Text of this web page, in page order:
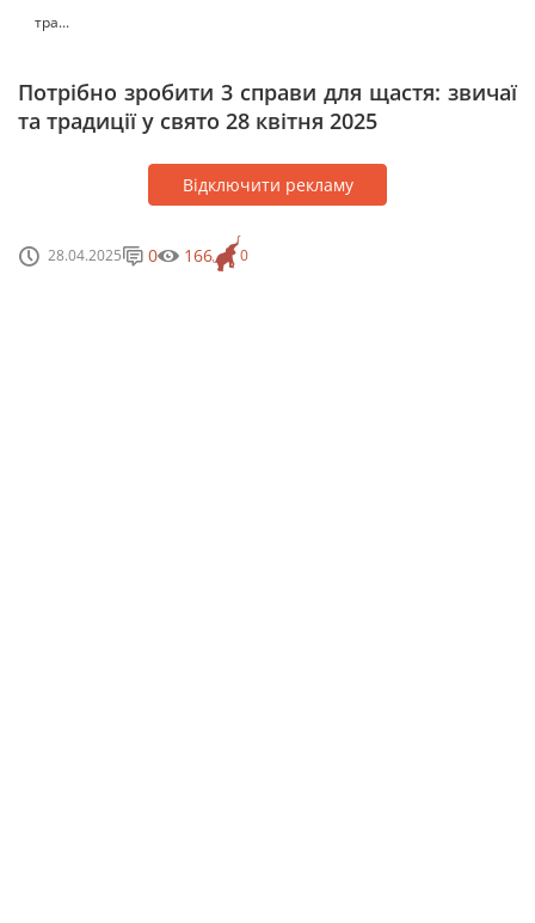
тра...
Потрібно зробити 3 справи для щастя: звичаї
та традиції у свято 28 квітня 2025
Відключити рекламу
28.04.2025 0
0 166